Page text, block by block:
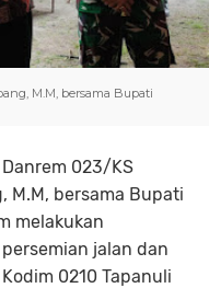
M.M, bersama Bupati
Danrem 023/KS
M.M, bersama Bupati
melakukan
jalan dan
0210 Tapanuli